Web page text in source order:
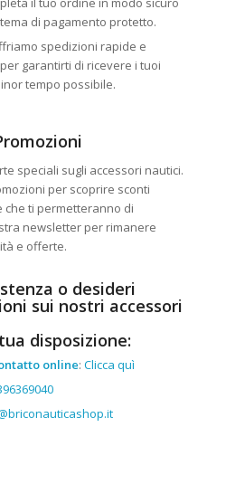
di pagamento protetto.
spedizioni rapide e
garantirti di ricevere i tuoi
tempo possibile.
speciali sugli accessori nautici.
per scoprire sconti
che ti permetteranno di
newsletter per rimanere
e offerte.
o desideri
sui nostri accessori
disposizione:
online: Clicca quì